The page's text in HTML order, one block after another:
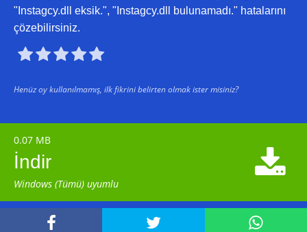
"Instagcy.dll eksik.", "Instagcy.dll bulunamadı." hatalarını
çözebilirsiniz.

Henüz oy kullanılmamış, ilk fikrini belirten olmak ister misiniz?
0.07 MB
İndir
Windows (Tümü) uyumlu

  